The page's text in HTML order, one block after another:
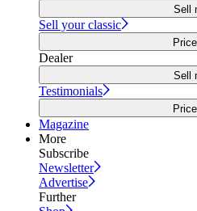
Sell
Sell your classic
Dealer
Sell
Testimonials
Magazine
More
Subscribe
Newsletter
Advertise
Further